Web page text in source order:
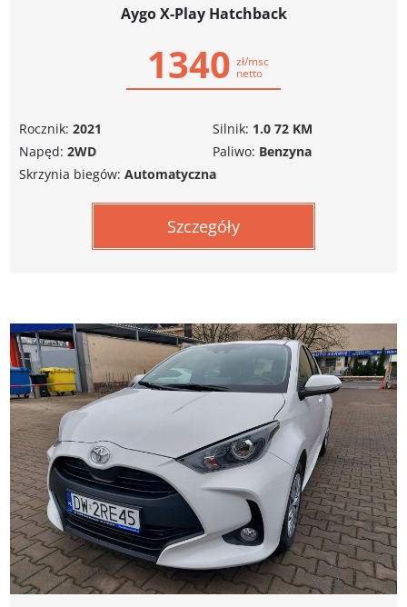
Aygo X-Play Hatchback
1340 zł/msc
netto
Rocznik: 2021
Napęd: 2WD
Silnik: 1.0 72 KM
Paliwo: Benzyna
Skrzynia biegów: Automatyczna
Szczegóły